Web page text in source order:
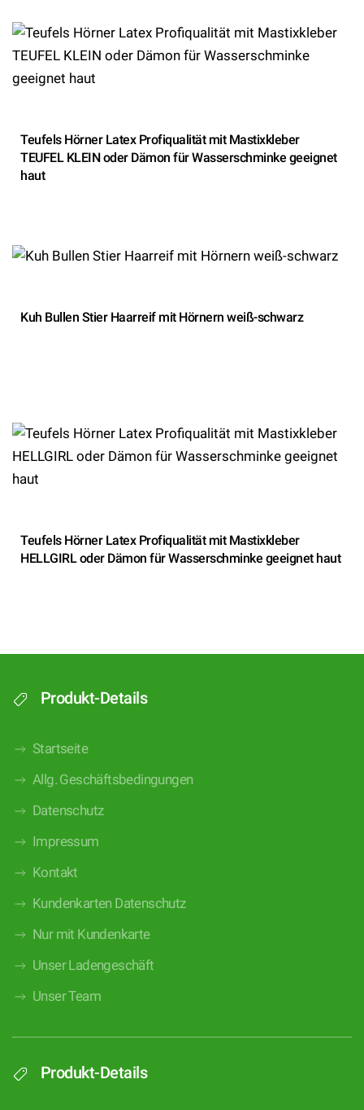
Teufels Hörner Latex Profiqualität mit Mastixkleber
TEUFEL KLEIN oder Dämon für Wasserschminke geeignet
haut
Kuh Bullen Stier Haarreif mit Hörnern weiß-schwarz
Teufels Hörner Latex Profiqualität mit Mastixkleber
HELLGIRL oder Dämon für Wasserschminke geeignet haut
Produkt-Details
Startseite
Allg. Geschäftsbedingungen
Datenschutz
Impressum
Kontakt
Kundenkarten Datenschutz
Nur mit Kundenkarte
Unser Ladengeschäft
Unser Team
Produkt-Details